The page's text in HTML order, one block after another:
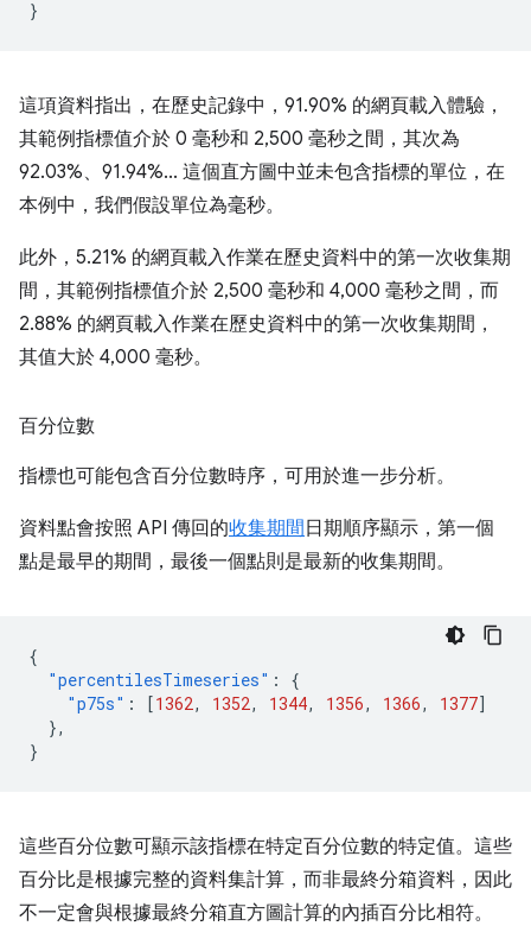
}
這項資料指出，在歷史記錄中，91.90% 的網頁載入體驗，
其範例指標值介於 0 毫秒和 2,500 毫秒之間，其次為
92.03%、91.94%... 這個直方圖中並未包含指標的單位，在
本例中，我們假設單位為毫秒。
此外，5.21% 的網頁載入作業在歷史資料中的第一次收集期
間，其範例指標值介於 2,500 毫秒和 4,000 毫秒之間，而
2.88% 的網頁載入作業在歷史資料中的第一次收集期間，
其值大於 4,000 毫秒。
百分位數
指標也可能包含百分位數時序，可用於進一步分析。
資料點會按照 API 傳回的收集期間 日期順序顯示，第一個
點是最早的期間，最後一個點則是最新的收集期間。
{
"percentilesTimeseries" :
{
"p75s" : [1362, 1352, 1344, 1356, 1366, 1377]
},
}
這些百分位數可顯示該指標在特定百分位數的特定值。這些
百分比是根據完整的資料集計算，而非最終分箱資料，因此
不一定會與根據最終分箱直方圖計算的內插百分比相符。